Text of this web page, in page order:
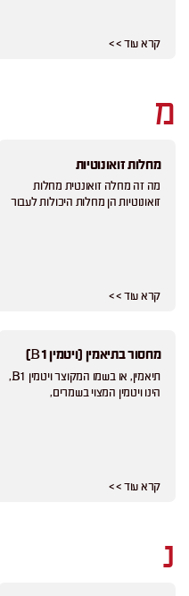
קרא עוד > >
מ
מחלות זואונוטיות
מה זה מחלה זואונטית מחלות
זואונוטיות הן מחלות היכולות לעבור
קרא עוד > >
מחסור בתיאמין (ויטמין B1)
תיאמין, או בשמו המקוצר ויטמין B1,
הינו ויטמין המצוי בשמרים,
קרא עוד > >
נ